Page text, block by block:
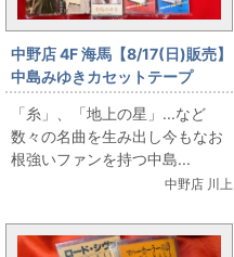
中野店 4F 海馬【8/17(日)販売】
中島みゆきカセットテープ
「糸」、「地上の星」...など
数々の名曲を生み出し今もなお
根強いファンを持つ中島...
中野店 川上